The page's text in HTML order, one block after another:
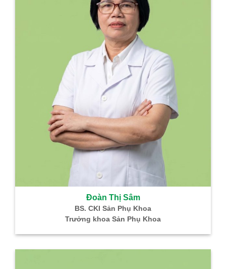
Đoàn Thị Sâm
BS. CKI Sản Phụ Khoa
Trưởng khoa Sản Phụ Khoa